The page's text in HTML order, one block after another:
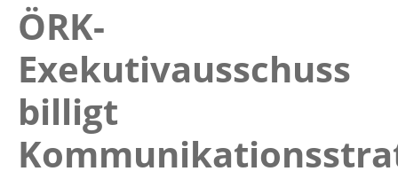
ÖRK-
Exekutivausschuss
billigt